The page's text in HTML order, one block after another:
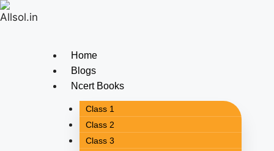
Home
Blogs
Ncert Books
Class 1
Class 2
Class 3